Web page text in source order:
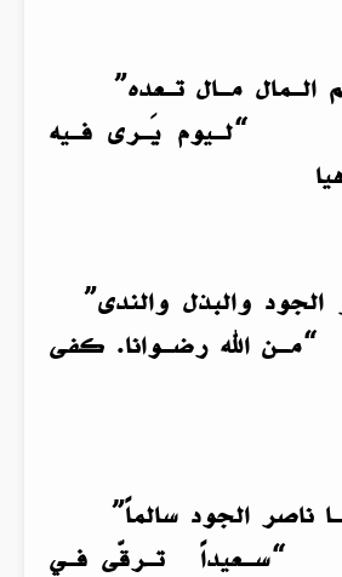
الـمال مـال تـعده”
يَـرى فـيه
الجود والبذل والندى”
رضـوانا. كفى
ناصر الجود سالماً”
تـرقّى فـي